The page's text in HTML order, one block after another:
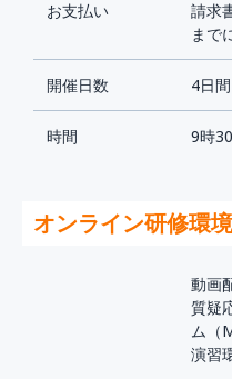
お支払い
請求
まで
開催日数 4日間
時間 9時
オンライン研修環境
動画
質疑
ム（
演習